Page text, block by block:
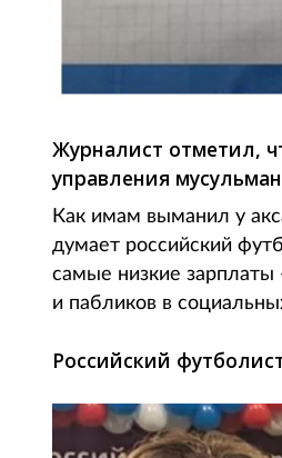
Журналист отметил,
управления
Как имам выманил у
думает российский
самые низкие зарплаты
и пабликов в
Российский